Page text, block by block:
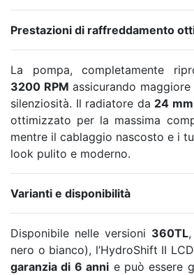
Prestazioni di raffreddamento
La pompa, completamente
3200 RPM assicurando
silenziosità. Il radiatore da 24
ottimizzato per la massima
mentre il cablaggio nascosto e i
look pulito e moderno.
Varianti e disponibilità
Disponibile nelle versioni 360TL,
nero o bianco), l’HydroShift II
garanzia di 6 anni e può essere